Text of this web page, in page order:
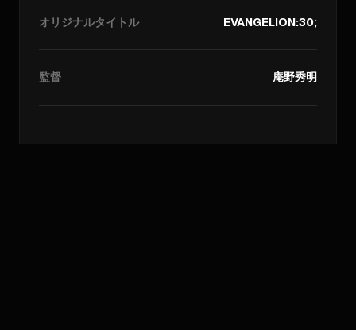
オリジナルタイトル EVANGELION:30;
監督 庵野秀明